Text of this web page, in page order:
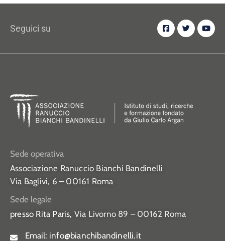
Seguici su
Sede operativa
Associazione Ranuccio Bianchi Bandinelli
Via Baglivi, 6 – 00161 Roma
Sede legale
presso Rita Paris, Via Livorno 89 – 00162 Roma
Email: info@bianchibandinelli.it